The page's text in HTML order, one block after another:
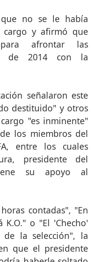
no se le había
y afirmó que
afrontar las
de 2014 con la
señalaron este
destituido" y otros
"es inminente"
los miembros del
entre los cuales
presidente del
su apoyo al
contadas", "En
K.O." o "El 'Checho'
la selección", la
que el presidente